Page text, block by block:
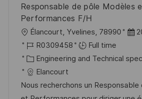
Responsable de pôle Modèles
Performances F/H
L
o
c
a
t
Élancourt, Yvelines, 78990
P
s
e
J
o
b
I
R0309458
Full time
C
a
t
Engineering and Technical
Elancourt
Nous recherchons un